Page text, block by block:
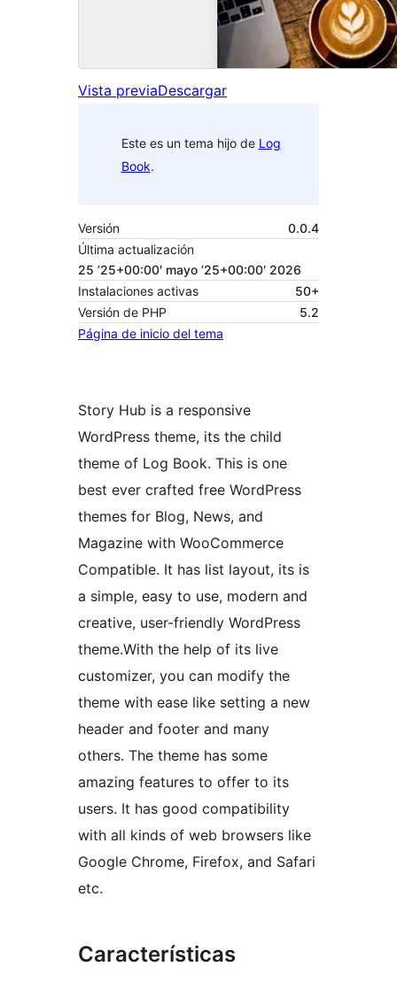
Vista previaDescargar
Este es un tema hijo de Log
Book.
Versión
0.0.4
Última actualización
25 ’25+00:00′ mayo ’25+00:00′ 2026
Instalaciones activas
50+
Versión de PHP
5.2
Página de inicio del tema
Story Hub is a responsive
WordPress theme, its the child
theme of Log Book. This is one
best ever crafted free WordPress
themes for Blog, News, and
Magazine with WooCommerce
Compatible. It has list layout, its is
a simple, easy to use, modern and
creative, user-friendly WordPress
theme.With the help of its live
customizer, you can modify the
theme with ease like setting a new
header and footer and many
others. The theme has some
amazing features to offer to its
users. It has good compatibility
with all kinds of web browsers like
Google Chrome, Firefox, and Safari
etc.
Características